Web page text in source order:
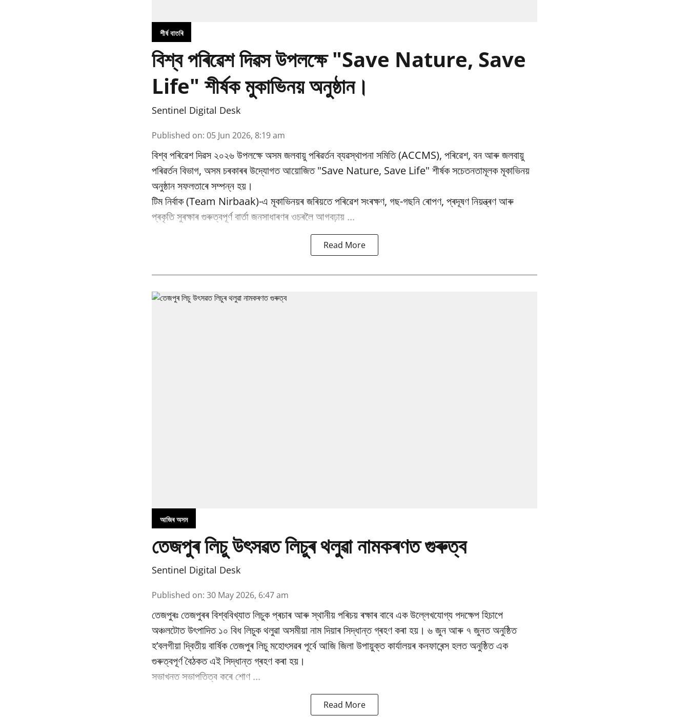
শীৰ্ষ বাতৰি
বিশ্ব পৰিৱেশ দিৱস উপলক্ষে "Save Nature, Save
Life" শীৰ্ষক মুকাভিনয় অনুষ্ঠান।
Sentinel Digital Desk
Published on: 05 Jun 2026, 8:19 am
বিশ্ব পৰিৱেশ দিৱস ২০২৬ উপলক্ষে অসম জলবায়ু পৰিৱর্তন ব্যৱস্থাপনা সমিতি (ACCMS), পৰিৱেশ, বন আৰু জলবায়ু
পৰিৱর্তন বিভাগ, অসম চৰকাৰৰ উদ্যোগত আয়োজিত "Save Nature, Save Life" শীৰ্ষক সচেতনতামূলক মূকাভিনয়
অনুষ্ঠান সফলতাৰে সম্পন্ন হয়।
টিম নিৰ্বাক (Team Nirbaak)-এ মূকাভিনয়ৰ জৰিয়তে পৰিৱেশ সংৰক্ষণ, গছ-গছনি ৰোপণ, প্ৰদূষণ নিয়ন্ত্ৰণ আৰু
প্ৰকৃতি সুৰক্ষাৰ গুৰুত্বপূৰ্ণ বাৰ্তা জনসাধাৰণৰ ওচৰলৈ আগবঢ়ায় ...
Read More
আজিৰ অসম
তেজপুৰ লিচু উৎসৱত লিচুৰ থলুৱা নামকৰণত গুৰুত্ব
Sentinel Digital Desk
Published on: 30 May 2026, 6:47 am
তেজপুৰঃ তেজপুৰৰ বিশ্ববিখ্যাত লিচুক প্ৰচাৰ আৰু স্থানীয় পৰিচয় ৰক্ষাৰ বাবে এক উল্লেখযোগ্য পদক্ষেপ হিচাপে
অঞ্চলটোত উৎপাদিত ১০ বিধ লিচুক থলুৱা অসমীয়া নাম দিয়াৰ সিদ্ধান্ত গ্ৰহণ কৰা হয়। ৬ জুন আৰু ৭ জুনত অনুষ্ঠিত
হ’বলগীয়া দ্বিতীয় বাৰ্ষিক তেজপুৰ লিচু মহোৎসৱৰ পূৰ্বে আজি জিলা উপায়ুক্ত কাৰ্যালয়ৰ কনফাৰেন্স হলত অনুষ্ঠিত এক
গুৰুত্বপূৰ্ণ বৈঠকত এই সিদ্ধান্ত গ্ৰহণ কৰা হয়।
সভাখনত সভাপতিত্ব কৰে শোণ ...
Read More